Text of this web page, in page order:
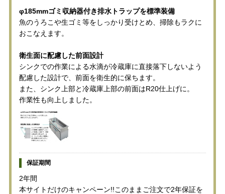
φ185mmゴミ収納器付き排水トラップを標準装備
魚のうろこや生ゴミ等をしっかり受けとめ、掃除もラクに
おこなえます。
衛生面に配慮した前面設計
シンクでの作業による水滴が冷蔵庫に直接落下しないよう
配慮した設計で、前面を衛生的に保ちます。
また、シンク上部と冷蔵庫上部の前面はR20仕上げに。
作業性も向上しました。
保証期間
2年間
本サイトだけのキャンペーン!!このままご注文で2年保証を